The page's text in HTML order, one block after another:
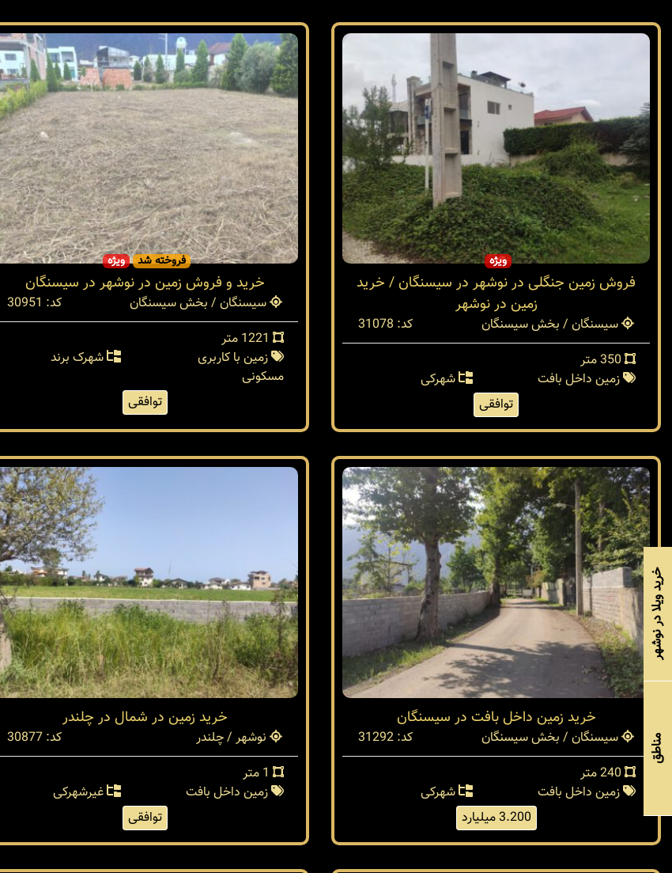
ویژه
فروش زمین جنگلی در نوشهر در سیسنگان / خرید
زمین در نوشهر
سیسنگان / بخش سیسنگان
کد: 31078
زمین داخل بافت
شهرکی
توافقی
فروخته شد ویژه
خرید و فروش زمین در نوشهر در سیسنگان
سیسنگان / بخش سیسنگان
کد: 30951
1221 متر
زمین با کاربری
مسکونی
شهرک برند
توافقی
خرید زمین داخل بافت در سیسنگان
سیسنگان / بخش سیسنگان
کد: 31292
زمین داخل بافت
شهرکی
3.200 میلیارد
خرید زمین در شمال در چلندر
نوشهر / چلندر
کد: 30877
1 متر
زمین داخل بافت
غیرشهرکی
توافقی
خرید ویلا در نوشهر
مناطق